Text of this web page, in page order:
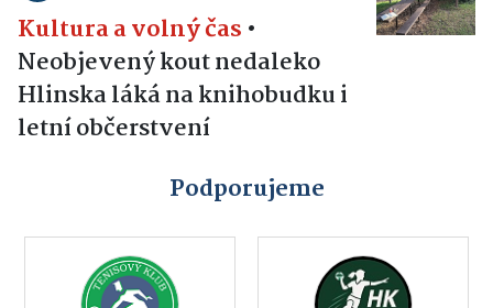
Kultura a volný čas •
Neobjevený kout nedaleko
Hlinska láká na knihobudku i
letní občerstvení
Podporujeme